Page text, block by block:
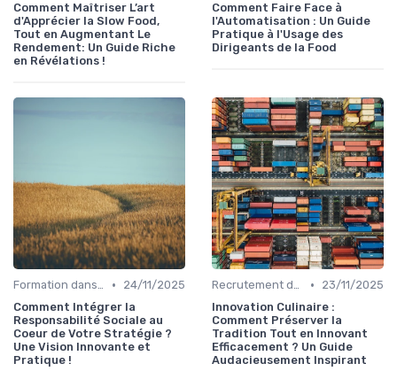
Comment Maîtriser L’art
d'Apprécier la Slow Food,
Tout en Augmentant Le
Rendement: Un Guide Riche
en Révélations !
Comment Faire Face à
l'Automatisation : Un Guide
Pratique à l'Usage des
Dirigeants de la Food
Formation dans la food •
24/11/2025
Comment Intégrer la
Responsabilité Sociale au
Coeur de Votre Stratégie ?
Une Vision Innovante et
Pratique !
Recrutement dans la food •
23/11/2025
Innovation Culinaire :
Comment Préserver la
Tradition Tout en Innovant
Efficacement ? Un Guide
Audacieusement Inspirant